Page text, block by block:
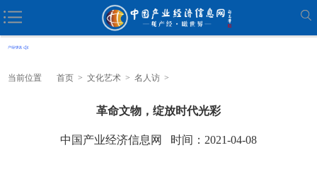
当前位置 首页 > 文化艺术 > 名人访 >
革命文物，绽放时代光彩
中国产业经济信息网 时间：2021-04-08